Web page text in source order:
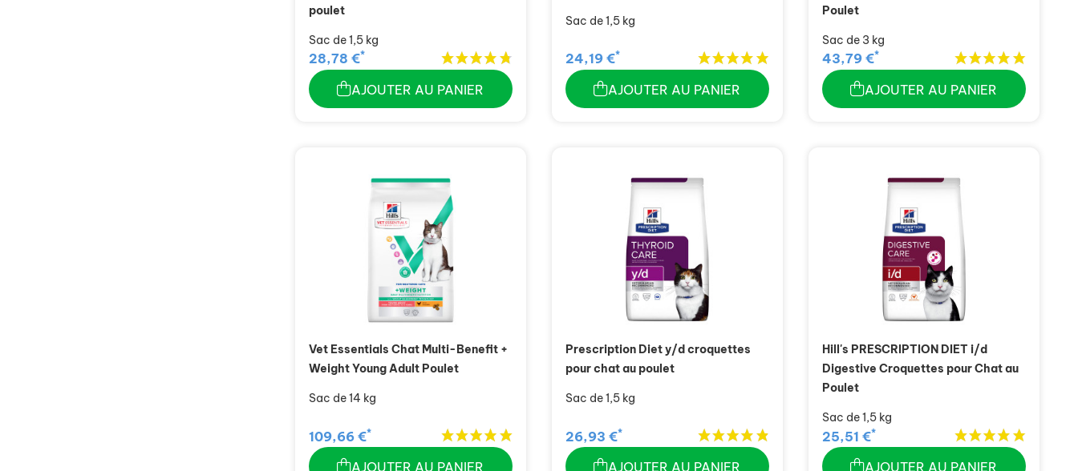
poulet
Sac de 1,5 kg
28,78 €*
AJOUTER AU PANIER
Sac de 1,5 kg
24,19 €*
AJOUTER AU PANIER
Poulet
Sac de 3 kg
43,79 €*
AJOUTER AU PANIER
Vet Essentials Chat Multi-Benefit +
Weight Young Adult Poulet
Sac de 14 kg
109,66 €*
AJOUTER AU PANIER
Prescription Diet y/d croquettes
pour chat au poulet
Sac de 1,5 kg
26,93 €*
AJOUTER AU PANIER
Hill's PRESCRIPTION DIET i/d
Digestive Croquettes pour Chat au
Poulet
Sac de 1,5 kg
25,51 €*
AJOUTER AU PANIER